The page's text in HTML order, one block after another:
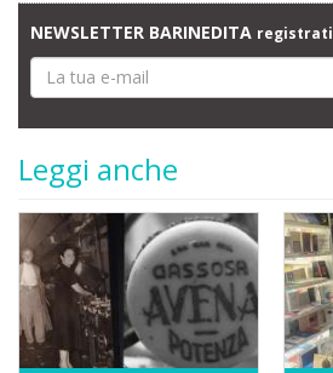
NEWSLETTER BARINEDITA registrati
Leggi anche